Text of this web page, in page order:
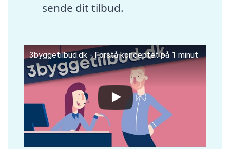
sende dit tilbud.
3byggetilbud.dk - Forstå konceptet på 1 minut